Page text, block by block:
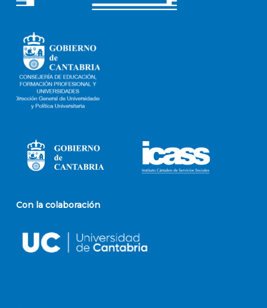
Con la colaboración